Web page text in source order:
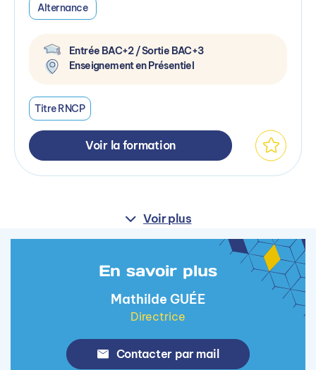
Alternance
Entrée BAC+2 / Sortie BAC+3
Enseignement en Présentiel
Titre RNCP
Voir la formation
Voir plus
En savoir plus
Mathilde GUÉE
Directrice
Contacter par mail